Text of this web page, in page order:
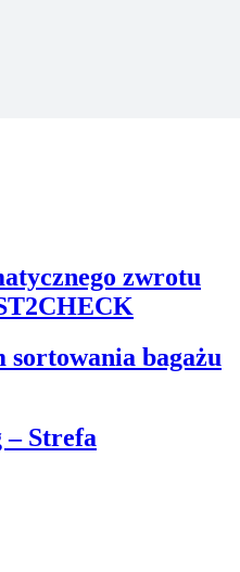
zwrotu
sortowania bagażu
– Strefa